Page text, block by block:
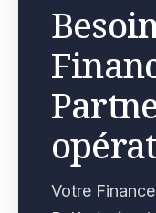
Votre